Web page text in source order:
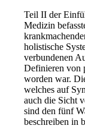
Teil II der
Medizin
holistische
verbundenen
Definieren von
worden war.
welches auf
auch die Sicht
sind den fünf
beschreiben in